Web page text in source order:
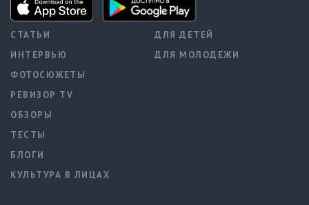
СТАТЬИ
ИНТЕРВЬЮ
ФОТОСЮЖЕТЫ
РЕВИЗОР TV
ОБЗОРЫ
ТЕСТЫ
БЛОГИ
КУЛЬТУРА В ЛИЦАХ
ДЛЯ ДЕТЕЙ
ДЛЯ МОЛОДЕЖИ